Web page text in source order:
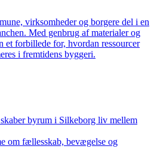
virksomheder og borgere del i en
Med genbrug af materialer og
et forbillede for, hvordan ressourcer
i fremtidens byggeri.
byrum i Silkeborg liv mellem
om fællesskab, bevægelse og